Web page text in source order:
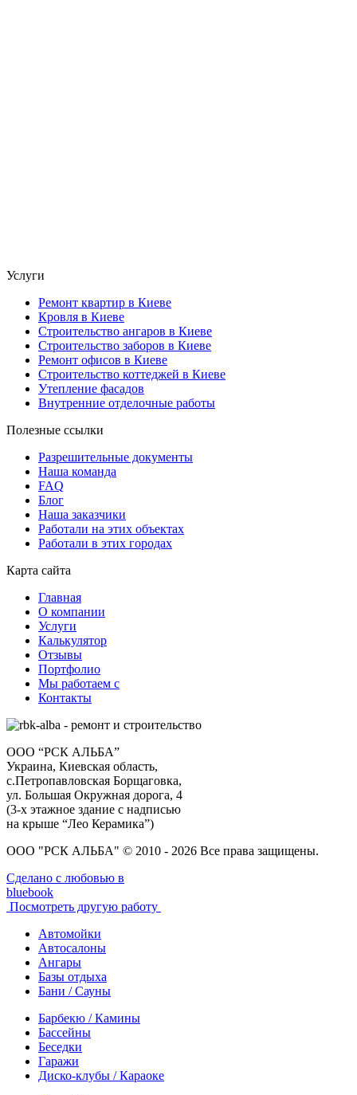
Услуги
Ремонт квартир в Киеве
Кровля в Киеве
Строительство ангаров в Киеве
Строительство заборов в Киеве
Ремонт офисов в Киеве
Строительство коттеджей в Киеве
Утепление фасадов
Внутренние отделочные работы
Полезные ссылки
Разрешительные документы
Наша команда
FAQ
Блог
Наша заказчики
Работали на этих объектах
Работали в этих городах
Карта сайта
Главная
О компании
Услуги
Калькулятор
Отзывы
Портфолио
Мы работаем с
Контакты
ООО “РСК АЛЬБА”
Украина, Киевская область,
с.Петропавловская Борщаговка,
ул. Большая Окружная дорога, 4
(3-х этажное здание с надписью
на крыше “Лео Керамика”)
ООО "РСК АЛЬБА" © 2010 - 2026 Все права защищены.
Сделано с любовью в
bluebook
Посмотреть другую работу
Автомойки
Автосалоны
Ангары
Базы отдыха
Бани / Сауны
Барбекю / Камины
Бассейны
Беседки
Гаражи
Диско-клубы / Караоке